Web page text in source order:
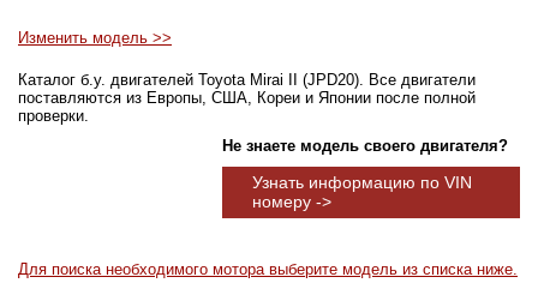
Изменить модель >>
Каталог б.у. двигателей Toyota Mirai II (JPD20). Все двигатели
поставляются из Европы, США, Кореи и Японии после полной
проверки.
Не знаете модель своего двигателя?
Узнать информацию по VIN
номеру ->
Для поиска необходимого мотора выберите модель из списка ниже.